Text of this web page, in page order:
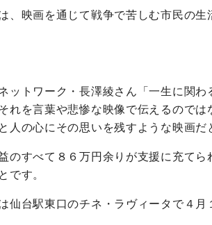
、映画を通じて戦争で苦しむ市民の生
ットワーク・長澤綾さん「一生に関わ
れを言葉や悲惨な映像で伝えるので
人の心にその思いを残すような映画だ
のすべて８６万円余りが支援に充てら
です。
台駅東口のチネ・ラヴィータで４月